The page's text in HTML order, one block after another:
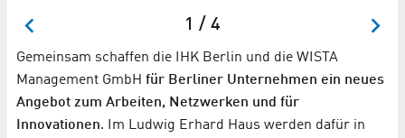
1 / 4
Gemeinsam schaffen die IHK Berlin und die WISTA
Management GmbH für Berliner Unternehmen ein neues
Angebot zum Arbeiten, Netzwerken und für
Innovationen. Im Ludwig Erhard Haus werden dafür in